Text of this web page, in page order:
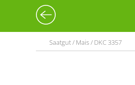
Saatgut / Mais / DKC 3357